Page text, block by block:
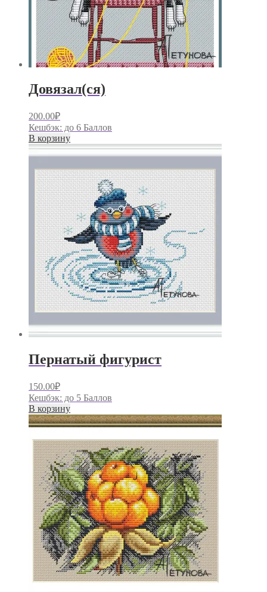
Довязал(ся)
200.00₽
Кешбэк: до 6 Баллов
В корзину
Пернатый фигурист
150.00₽
Кешбэк: до 5 Баллов
В корзину